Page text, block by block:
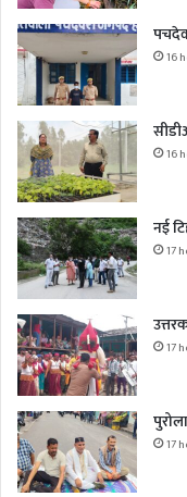
16
16
नई
17
17
17